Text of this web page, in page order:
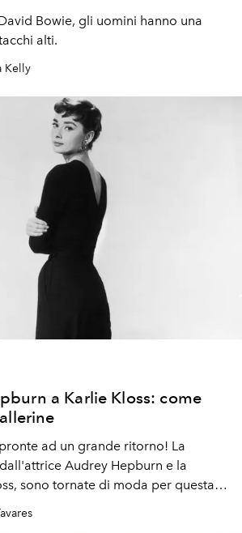
Bowie, gli uomini hanno una
alti.
Kelly
a Karlie Kloss: come
ad un grande ritorno! La
Audrey Hepburn e la
sono tornate di moda per questa
Scopri come indossarle in
creare dei look davvero modaioli